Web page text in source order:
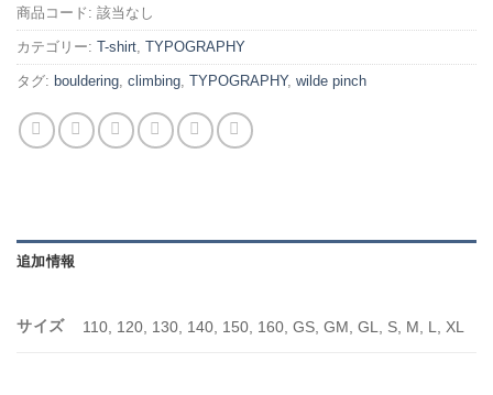
商品コード: 該当なし
カテゴリー: T-shirt, TYPOGRAPHY
タグ: bouldering, climbing, TYPOGRAPHY, wilde pinch
追加情報
サイズ 110, 120, 130, 140, 150, 160, GS, GM, GL, S, M, L, XL